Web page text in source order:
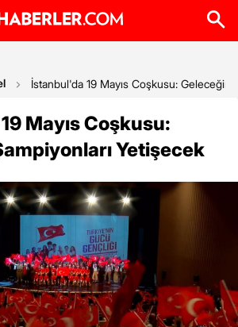
İstanbul'da 19 Mayıs Coşkusu: Geleceğin
Mayıs Coşkusu:
Yetişecek